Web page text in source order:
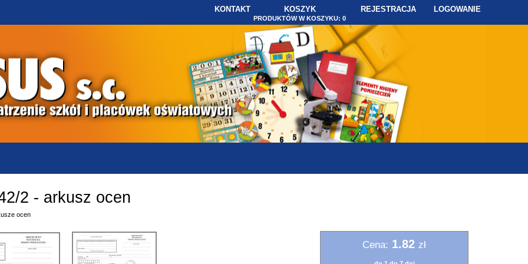
KONTAKT KOSZYK
PRODUKTÓW W KOSZYKU: 0
REJESTRACJA LOGOWANIE
2 - arkusz ocen
ocen
Cena: 1.82 zł